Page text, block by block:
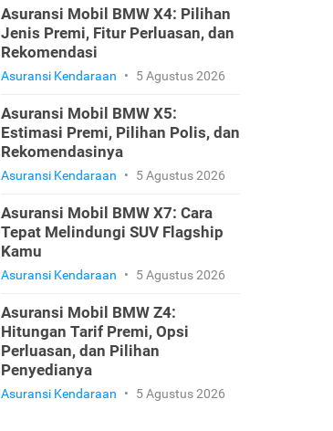
Asuransi Mobil BMW X4: Pilihan
Jenis Premi, Fitur Perluasan, dan
Rekomendasi
Asuransi Kendaraan • 5 Agustus 2026
Asuransi Mobil BMW X5:
Estimasi Premi, Pilihan Polis, dan
Rekomendasinya
Asuransi Kendaraan • 5 Agustus 2026
Asuransi Mobil BMW X7: Cara
Tepat Melindungi SUV Flagship
Kamu
Asuransi Kendaraan • 5 Agustus 2026
Asuransi Mobil BMW Z4:
Hitungan Tarif Premi, Opsi
Perluasan, dan Pilihan
Penyedianya
Asuransi Kendaraan • 5 Agustus 2026